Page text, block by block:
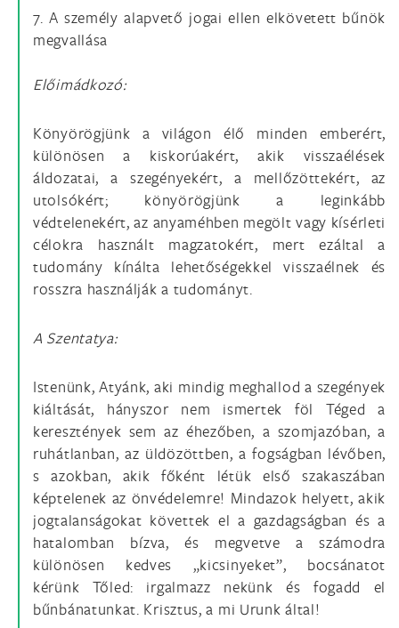
7. A személy alapvető jogai ellen elkövetett bűnök
megvallása
Előimádkozó:
Könyörögjünk a világon élő minden emberért,
különösen a kiskorúakért, akik visszaélések
áldozatai, a szegényekért, a mellőzöttekért, az
utolsókért; könyörögjünk a leginkább
védtelenekért, az anyaméhben megölt vagy kísérleti
célokra használt magzatokért, mert ezáltal a
tudomány kínálta lehetőségekkel visszaélnek és
rosszra használják a tudományt.
A Szentatya:
Istenünk, Atyánk, aki mindig meghallod a szegények
kiáltását, hányszor nem ismertek föl Téged a
keresztények sem az éhezőben, a szomjazóban, a
ruhátlanban, az üldözöttben, a fogságban lévőben,
s azokban, akik főként létük első szakaszában
képtelenek az önvédelemre! Mindazok helyett, akik
jogtalanságokat követtek el a gazdagságban és a
hatalomban bízva, és megvetve a számodra
különösen kedves „kicsinyeket”, bocsánatot
kérünk Tőled: irgalmazz nekünk és fogadd el
bűnbánatunkat. Krisztus, a mi Urunk által!